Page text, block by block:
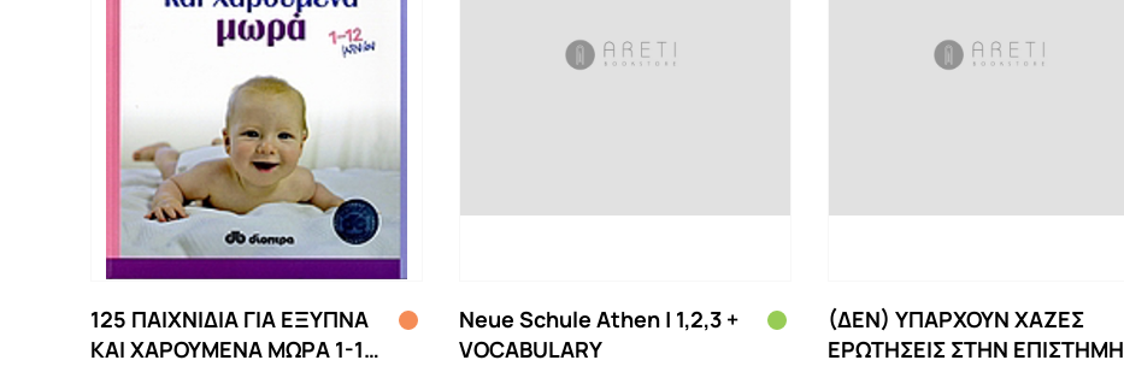
125 ΠΑΙΧΝΙΔΙΑ ΓΙΑ ΕΞΥΠΝΑ
ΚΑΙ ΧΑΡΟΥΜΕΝΑ ΜΩΡΑ 1-12
Neue Schule Athen | 1,2,3 +
VOCABULARY
(ΔΕΝ) ΥΠΑΡΧΟΥΝ ΧΑΖΕΣ
ΕΡΩΤΗΣΕΙΣ ΣΤΗΝ ΕΠΙΣΤΗΜΗ